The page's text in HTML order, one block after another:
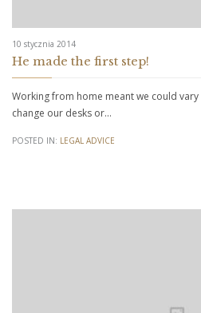
10 stycznia 2014
He made the first step!
Working from home meant we could
change our desks or…
POSTED IN: LEGAL ADVICE